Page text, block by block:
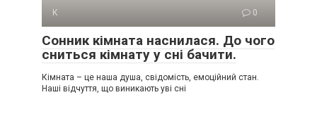
К 0
Сонник кімната наснилася. До чого
сниться кімнату у сні бачити.
Кімната – це наша душа, свідомість, емоційний стан.
Наші відчуття, що виникають уві сні